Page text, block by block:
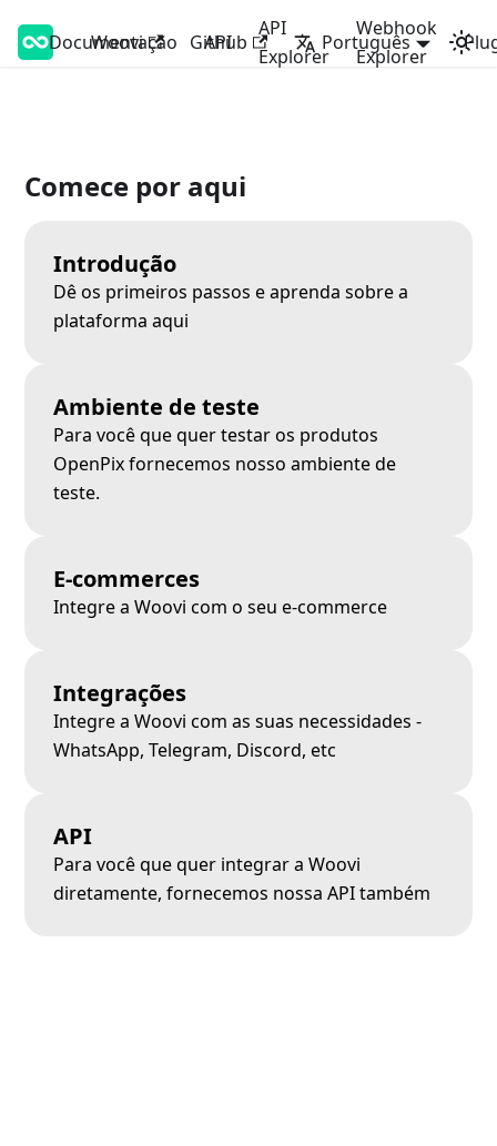
Woovi Developers
Documentação API
API
Explorer
Webhook
Explorer
Woovi Github Português
Comece por aqui
Introdução
Dê os primeiros passos e aprenda sobre a
plataforma aqui
Ambiente de teste
Para você que quer testar os produtos
OpenPix fornecemos nosso ambiente de
teste.
E-commerces
Integre a Woovi com o seu e-commerce
Integrações
Integre a Woovi com as suas necessidades -
WhatsApp, Telegram, Discord, etc
API
Para você que quer integrar a Woovi
diretamente, fornecemos nossa API também